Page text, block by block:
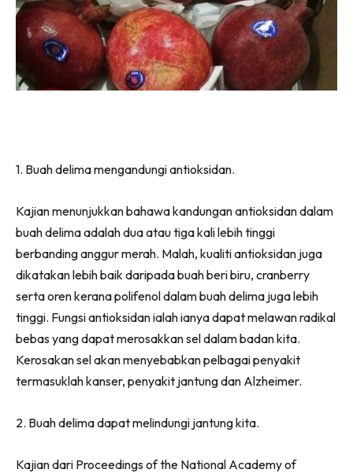
1. Buah delima mengandungi antioksidan.
Kajian menunjukkan bahawa kandungan antioksidan dalam
buah delima adalah dua atau tiga kali lebih tinggi
berbanding anggur merah. Malah, kualiti antioksidan juga
dikatakan lebih baik daripada buah beri biru, cranberry
serta oren kerana polifenol dalam buah delima juga lebih
tinggi. Fungsi antioksidan ialah ianya dapat melawan radikal
bebas yang dapat merosakkan sel dalam badan kita.
Kerosakan sel akan menyebabkan pelbagai penyakit
termasuklah kanser, penyakit jantung dan Alzheimer.
2. Buah delima dapat melindungi jantung kita.
Kajian dari Proceedings of the National Academy of